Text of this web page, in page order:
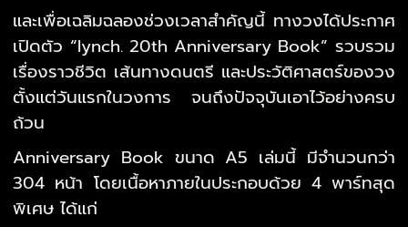
และเพื่อเฉลิมฉลองช่วงเวลาสำคัญนี้ ทางวงได้ประกาศ
เปิดตัว “lynch. 20th Anniversary Book” รวบรวม
เรื่องราวชีวิต เส้นทางดนตรี และประวัติศาสตร์ของวง
ตั้งแต่วันแรกในวงการ จนถึงปัจจุบันเอาไว้อย่างครบ
ถ้วน
Anniversary Book ขนาด A5 เล่มนี้ มีจำนวนกว่า
304 หน้า โดยเนื้อหาภายในประกอบด้วย 4 พาร์ทสุด
พิเศษ ได้แก่